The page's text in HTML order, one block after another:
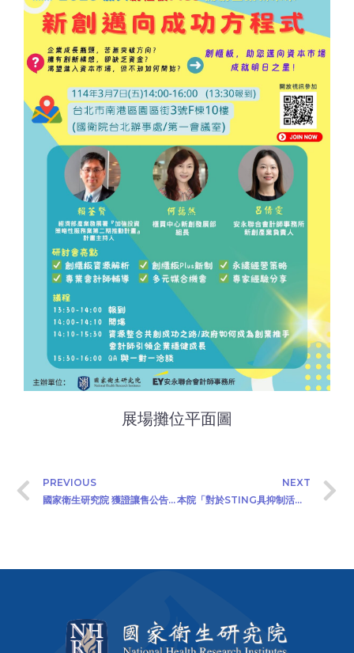
展場攤位平面圖
PREVIOUS
國家衛生研究院 獲證讓售公告 (2025/02/13)
NEXT
本院「對於STING具抑制活性之西松烷類化合物」公開徵求產學合作或技術移轉廠商(2025/3/24)